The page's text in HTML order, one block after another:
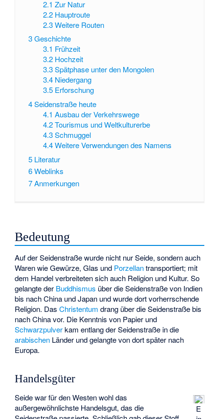
2.1 Zur Natur
2.2 Hauptroute
2.3 Weitere Routen
3Geschichte
3.1 Frühzeit
3.2 Hochzeit
3.3 Spätphase unter den Mongolen
3.4 Niedergang
3.5 Erforschung
4Seidenstraße heute
4.1 Ausbau der Verkehrswege
4.2 Tourismus und Weltkulturerbe
4.3 Schmuggel
4.4 Weitere Verwendungen des Namens
5 Literatur
6Weblinks
7Anmerkungen
Bedeutung
Auf der Seidenstraße wurde nicht nur Seide, sondern auch
Waren wie Gewürze, Glas und Porzellantransportiert; mit
dem Handel verbreiteten sich auch Religion und Kultur. So
gelangte der Buddhismus über die Seidenstraße von Indien
bis nach China und Japan und wurde dort vorherrschende
Religion. DasChristentum drang über die Seidenstraße bis
nach China vor. Die Kenntnis von Papier und
Schwarzpulverkam entlang der Seidenstraße in die
arabischen Länder und gelangte von dort später nach
Europa.
Handelsgüter
E
Seide war für den Westen wohl das
außergewöhnlichste Handelsgut, das die